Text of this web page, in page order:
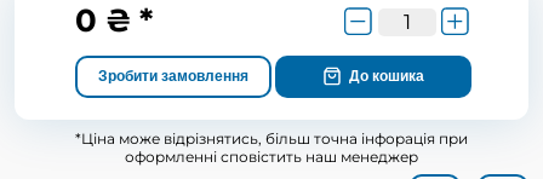
0 ₴ *
Зробити замовлення До кошика
*Ціна може відрізнятись, більш точна інфорація при
оформленні сповістить наш менеджер